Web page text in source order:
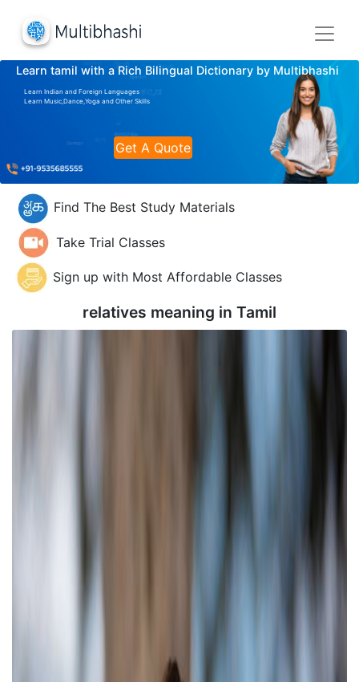
Learn tamil with a Rich Bilingual Dictionary by Multibhashi
Learn Indian and Foreign Languages
Learn Music,Dance,Yoga and Other Skills
Get A Quote
Find The Best Study Materials
Take Trial Classes
Sign up with Most Affordable Classes
relatives meaning in Tamil